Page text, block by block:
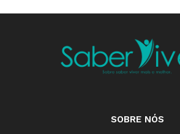
SOBRE NÓS